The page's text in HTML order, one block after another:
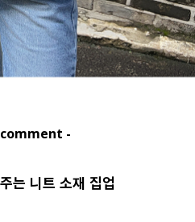
-
는 니트 소재 집업